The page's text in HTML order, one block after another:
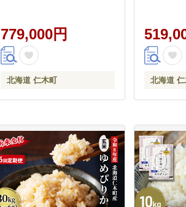
飯 朝ごはん 夜ごはん 昼ご
はん[株式会社 松原米穀]
779,000円
北海道 仁木町
飯 朝ごは
はん[株式
北海道